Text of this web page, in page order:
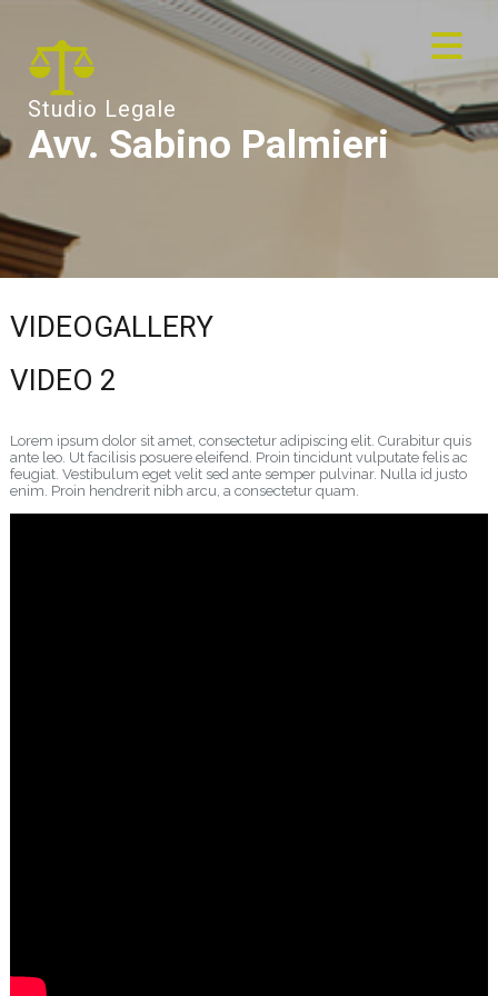
Studio Legale
Avv. Sabino Palmieri
VIDEOGALLERY
VIDEO 2
Lorem ipsum dolor sit amet, consectetur adipiscing elit. Curabitur quis
ante leo. Ut facilisis posuere eleifend. Proin tincidunt vulputate felis ac
feugiat. Vestibulum eget velit sed ante semper pulvinar. Nulla id justo
enim. Proin hendrerit nibh arcu, a consectetur quam.